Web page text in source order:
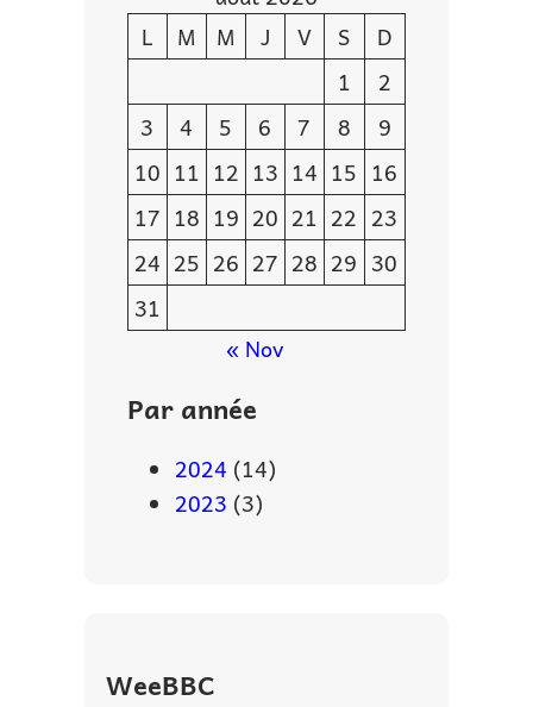
L
M M J V S
D
1
2
3
4 5 6 7 8
9
10 11 12 13 14 15 16
17 18 19 20 21 22 23
24 25 26 27 28 29 30
31
« Nov
Par année
2024 (14)
2023 (3)
WeeBBC